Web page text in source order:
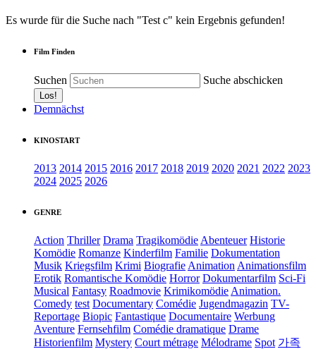
Es wurde für die Suche nach "Test c" kein Ergebnis gefunden!
Film Finden
Suchen Suche abschicken
Demnächst
KINOSTART
2013 2014 2015 2016 2017 2018 2019 2020 2021 2022 2023
2024 2025 2026
GENRE
Action Thriller Drama Tragikomödie Abenteuer Historie
Komödie Romanze Kinderfilm Familie Dokumentation
Musik Kriegsfilm Krimi Biografie Animation Animationsfilm
Erotik Romantische Komödie Horror Dokumentarfilm Sci-Fi
Musical Fantasy Roadmovie Krimikomödie Animation.
Comedy test Documentary Comédie Jugendmagazin TV-
Reportage Biopic Fantastique Documentaire Werbung
Aventure Fernsehfilm Comédie dramatique Drame
Historienfilm Mystery Court métrage Mélodrame Spot 가족